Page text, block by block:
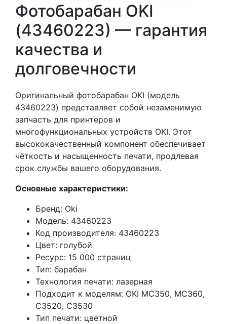
Фотобарабан OKI
(43460223) — гарантия
качества и
долговечности
Оригинальный фотобарабан OKI (модель
43460223) представляет собой незаменимую
запчасть для принтеров и
многофункциональных устройств OKI. Этот
высококачественный компонент обеспечивает
чёткость и насыщенность печати, продлевая
срок службы вашего оборудования.
Основные характеристики:
Бренд: Oki
Модель: 43460223
Код производителя: 43460223
Цвет: голубой
Ресурс: 15 000 страниц
Тип: барабан
Технология печати: лазерная
Подходит к моделям: OKI MC350, MC360,
C3520, C3530
Тип печати: цветной